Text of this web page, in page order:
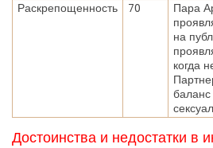
Раскрепощенность
70
Пара
на
когда
баланс
Достоинства и недостатки в